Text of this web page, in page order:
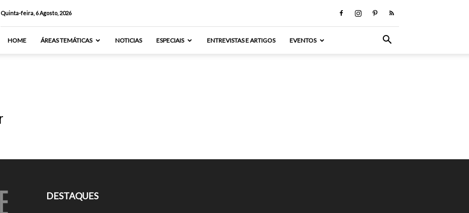
Quinta-feira, 6 Agosto, 2026
HOME ÁREAS TEMÁTICAS NOTICIAS ESPECIAIS ENTREVISTAS E ARTIGOS EVENTOS
DESTAQUES